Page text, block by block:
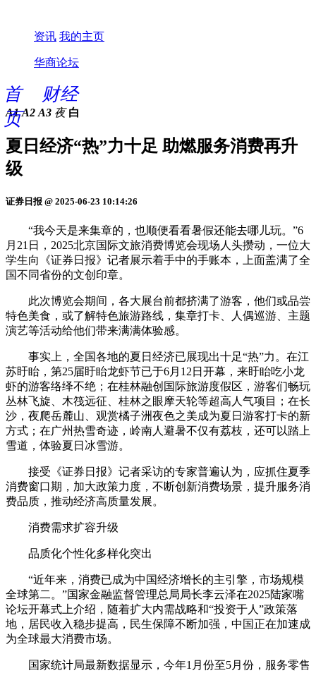
资讯 我的主页
华商论坛
首
页
财经
A1 A2 A3 夜 白
夏日经济“热”力十足 助燃服务消费再升
级
证券日报 @ 2025-06-23 10:14:26
“我今天是来集章的，也顺便看看暑假还能去哪儿玩。”6
月21日，2025北京国际文旅消费博览会现场人头攒动，一位大
学生向《证券日报》记者展示着手中的手账本，上面盖满了全
国不同省份的文创印章。
此次博览会期间，各大展台前都挤满了游客，他们或品尝
特色美食，或了解特色旅游路线，集章打卡、人偶巡游、主题
演艺等活动给他们带来满满体验感。
事实上，全国各地的夏日经济已展现出十足“热”力。在江
苏盱眙，第25届盱眙龙虾节已于6月12日开幕，来盱眙吃小龙
虾的游客络绎不绝；在桂林融创国际旅游度假区，游客们畅玩
丛林飞旋、木筏远征、桂林之眼摩天轮等超高人气项目；在长
沙，夜爬岳麓山、观赏橘子洲夜色之美成为夏日游客打卡的新
方式；在广州热雪奇迹，岭南人避暑不仅有荔枝，还可以踏上
雪道，体验夏日冰雪游。
接受《证券日报》记者采访的专家普遍认为，应抓住夏季
消费窗口期，加大政策力度，不断创新消费场景，提升服务消
费品质，推动经济高质量发展。
消费需求扩容升级
品质化个性化多样化突出
“近年来，消费已成为中国经济增长的主引擎，市场规模
全球第二。”国家金融监督管理总局局长李云泽在2025陆家嘴
论坛开幕式上介绍，随着扩大内需战略和“投资于人”政策落
地，居民收入稳步提高，民生保障不断加强，中国正在加速成
为全球最大消费市场。
国家统计局最新数据显示，今年1月份至5月份，服务零售